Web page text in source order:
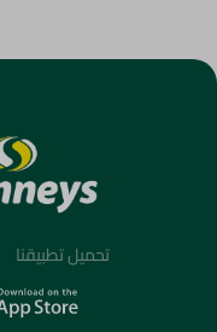
تحميل تطبيقنا